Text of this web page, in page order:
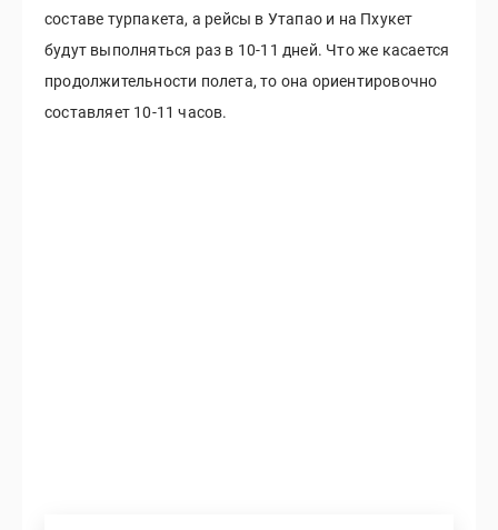
составе турпакета, а рейсы в Утапао и на Пхукет
будут выполняться раз в 10-11 дней. Что же касается
продолжительности полета, то она ориентировочно
составляет 10-11 часов.